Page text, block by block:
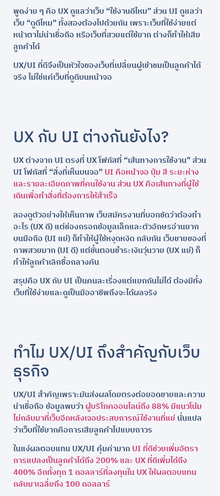
พูดง่าย ๆ คือ UX ดูแลว่าเว็บ “ใช้งานดีไหม” ส่วน UI ดูแลว่า
เว็บ “ดูดีไหม” ทั้งสองต้องไปด้วยกัน เพราะเว็บที่ใช้ง่ายแต่
หน้าตาไม่น่าเชื่อถือ หรือเว็บที่สวยแต่ใช้ยาก ต่างก็ทำให้เสีย
ลูกค้าได้
UX/UI ที่ดีจึงเป็นหัวใจของเว็บที่เปลี่ยนผู้เข้าชมเป็นลูกค้าได้
จริง ไม่ใช่แค่เว็บที่ดูดีบนหน้าจอ
UX กับ UI ต่างกันยังไง?
UX ต่างจาก UI ตรงที่ UX โฟกัสที่ “เส้นทางการใช้งาน” ส่วน
UI โฟกัสที่ “สิ่งที่เห็นบนจอ”UI คือหน้าจอ ปุ่ม สี ระยะห่าง
และรายละเอียดภาพที่คนใช้งาน ส่วน UX คือเส้นทางที่ผู้ใช้
เดินเพื่อทำสิ่งที่ต้องการให้สำเร็จ
ลองดูตัวอย่างให้เห็นภาพ เว็บสมัครงานที่บอกชัดว่าต้องทำ
อะไร (UX ดี) แต่ช่องกรอกข้อมูลเล็กและตัวอักษรอ่านยาก
บนมือถือ (UI แย่) ก็ทำให้ผู้ใช้หงุดหงิด กลับกัน เว็บขายของที่
ภาพสวยมาก (UI ดี) แต่ขั้นตอนชำระเงินวุ่นวาย (UX แย่) ก็
ทำให้ลูกค้าเลิกซื้อกลางคัน
สรุปคือ UX กับ UI เป็นคนละเรื่องแต่แยกกันไม่ได้ ต้องมีทั้ง
เว็บที่ใช้ง่ายและดูเป็นมืออาชีพถึงจะได้ผลจริง
ทำไม UX/UI ถึงสำคัญกับเว็บ
ธุรกิจ
UX/UI สำคัญเพราะมันส่งผลโดยตรงต่อยอดขายและความ
น่าเชื่อถือ ข้อมูลพบว่าผู้บริโภคออนไลน์ถึง 88% มีแนวโน้ม
ไม่กลับมาที่เว็บอีกหลังเจอประสบการณ์ใช้งานที่แย่ นั่นแปล
ว่าเว็บที่ใช้ยากคือการเสียลูกค้าไปแบบถาวร
ในแง่ผลตอบแทน UX/UI คุ้มค่ามาก UI ที่ดีช่วยเพิ่มอัตรา
การแปลงเป็นลูกค้าได้ถึง 200% และ UX ที่ดีเพิ่มได้ถึง
400% อีกทั้งทุก 1 ดอลลาร์ที่ลงทุนใน UX ให้ผลตอบแทน
กลับมาเฉลี่ยถึง 100 ดอลลาร์